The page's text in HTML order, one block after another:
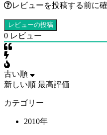
レビューを投稿する前に
0 レビュー
古い順
新しい順 最高評価
カテゴリー
2010年